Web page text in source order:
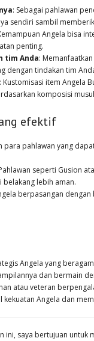
: Sebagai pahlawan
sendiri sambil
Angela bisa
penting.
tim Anda:
dengan tindakan tim
: Kustomisasi item Angela
komposisi
efektif
para pahlawan yang
seperti Gusion
belakang lebih aman.
berpasangan
Angela yang
dan bermain
atau veteran
kekuatan Angela dan
ini, saya bertujuan